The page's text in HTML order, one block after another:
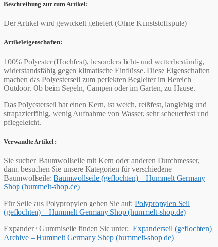
Beschreibung zur zum Artikel:
Der Artikel wird gewickelt geliefert (Ohne Kunststoffspule)
Artikeleigenschaften:
100% Polyester (Hochfest), besonders licht- und wetterbeständig,
widerstandsfähig gegen klimatische Einflüsse. Diese Eigenschaften
machen das Polyesterseil zum perfekten Begleiter im Bereich
Outdoor. Ob beim Segeln, Campen oder im Garten, zu Hause.
Das Polyesterseil hat einen Kern, ist weich, reißfest, langlebig und
strapazierfähig, wenig Aufnahme von Wasser, sehr scheuerfest und
pflegeleicht.
Verwandte Artikel :
Sie suchen Baumwollseile mit Kern oder anderen Durchmesser,
dann besuchen Sie unsere Kategorien für verschiedene
Baumwollseile: Baumwollseile (geflochten) – Hummelt Germany
Shop (hummelt-shop.de)
Für Seile aus Polypropylen gehen Sie auf: Polypropylen Seil
(geflochten) – Hummelt Germany Shop (hummelt-shop.de)
Expander / Gummiseile finden Sie unter: Expanderseil (geflochten)
Archive – Hummelt Germany Shop (hummelt-shop.de)